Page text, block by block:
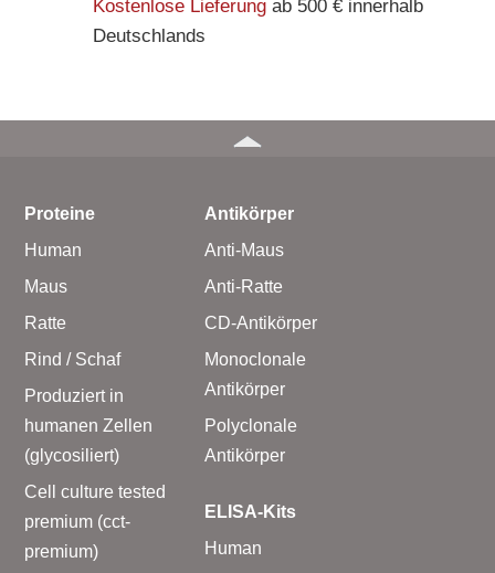
Kostenlose Lieferungab 500 € innerhalb
Deutschlands
Proteine
Human
Maus
Ratte
Rind / Schaf
Produziert in
humanen Zellen
(glycosiliert)
Cell culture tested
premium (cct-
premium)
Antikörper
Anti-Maus
Anti-Ratte
CD-Antikörper
Monoclonale
Antikörper
Polyclonale
Antikörper
ELISA-Kits
Human